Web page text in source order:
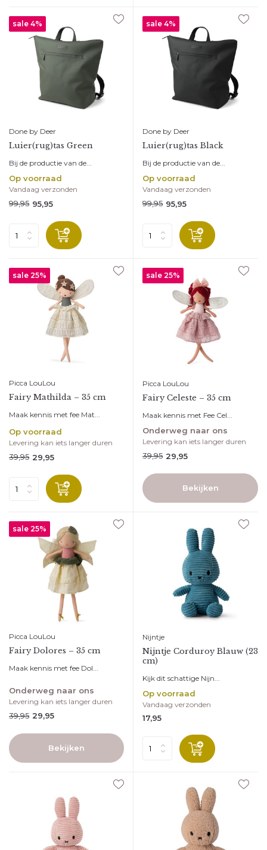
sale 4%
Done by Deer
Luier(rug)tas Green
Bij de productie van de...
Op voorraad
Vandaag verzonden
99,95 95,95
sale 4%
Done by Deer
Luier(rug)tas Black
Bij de productie van de...
Op voorraad
Vandaag verzonden
99,95 95,95
sale 25%
Picca LouLou
Fairy Mathilda – 35 cm
Maak kennis met fee Mat...
Op voorraad
Levering kan iets langer duren
39,95 29,95
sale 25%
Picca LouLou
Fairy Celeste – 35 cm
Maak kennis met Fee Cel...
Onderweg naar ons
Levering kan iets langer duren
39,95 29,95
Bekijken
sale 25%
Picca LouLou
Fairy Dolores – 35 cm
Maak kennis met fee Dol...
Onderweg naar ons
Levering kan iets langer duren
39,95 29,95
Bekijken
Nijntje
Nijntje Corduroy Blauw (23
cm)
Kijk dit schattige Nijn...
Op voorraad
Vandaag verzonden
17,95
Schrijf je in voor onze nieuwsbrief en word als eerste
geïnformeerd over de laatste trends, de nieuwste
producten en de leukste aanbiedingen. En wanneer je je
nu inschrijft, dan shop je je eerste bestelling met maar
liefst 10% korting!
E-mailadres*
Abonneer
* Lees hier de wettelijke beperkingen